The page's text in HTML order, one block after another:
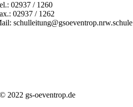
02937 / 1260
02937 / 1262
schulleitung@gsoeventrop.nrw.schule
© 2022 gs-oeventrop.de